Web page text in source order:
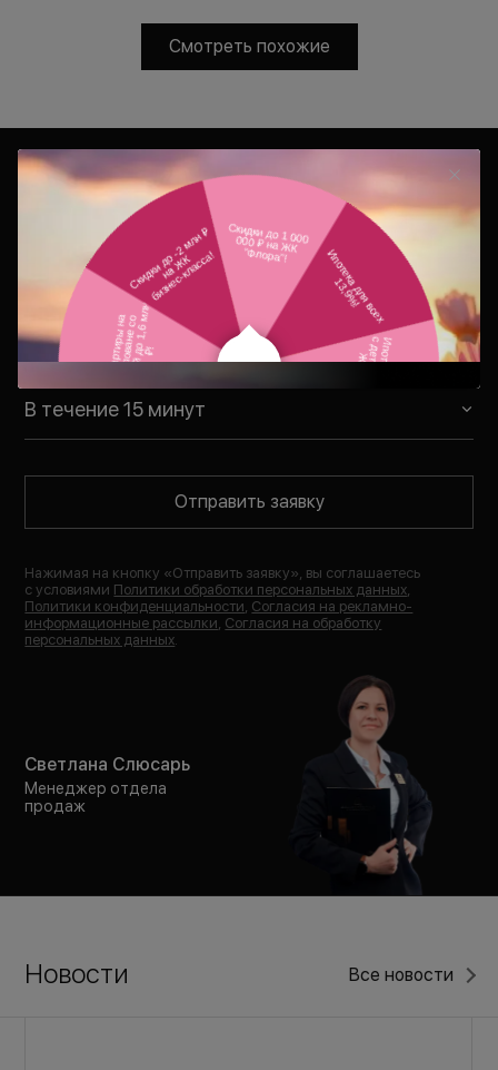
Смотреть похожие
Консультация
Ваш персональный менеджер
свяжется с Вами в удобное для Вас
В течение 15 минут
Отправить заявку
Нажимая на кнопку «Отправить заявку», вы соглашаетесь
с условиями Политики обработки персональных данных
Политики конфиденциальности Согласия на рекламно-
информационные рассылки Согласия на обработку
персональных данных
Светлана Слюсарь
Менеджер отдела
продаж
Новости Все новости